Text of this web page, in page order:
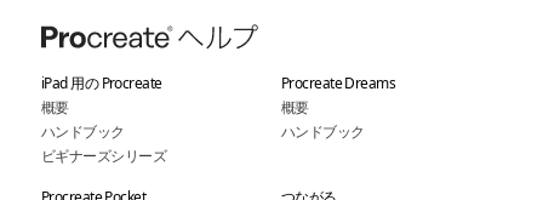
iPad 用の Procreate
概要
ハンドブック
ビギナーズシリーズ
Procreate Dreams
概要
ハンドブック